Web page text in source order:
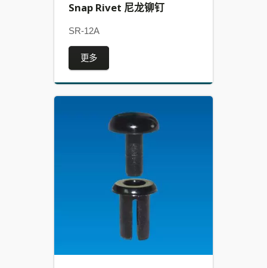
Snap Rivet 尼龙铆钉
SR-12A
更多